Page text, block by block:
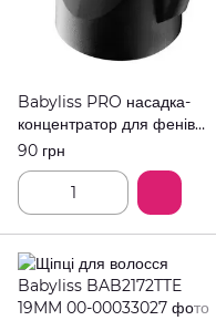
Babyliss PRO насадка-
концентратор для фенів
BABBCLNE101 (6*75mm)
90 грн